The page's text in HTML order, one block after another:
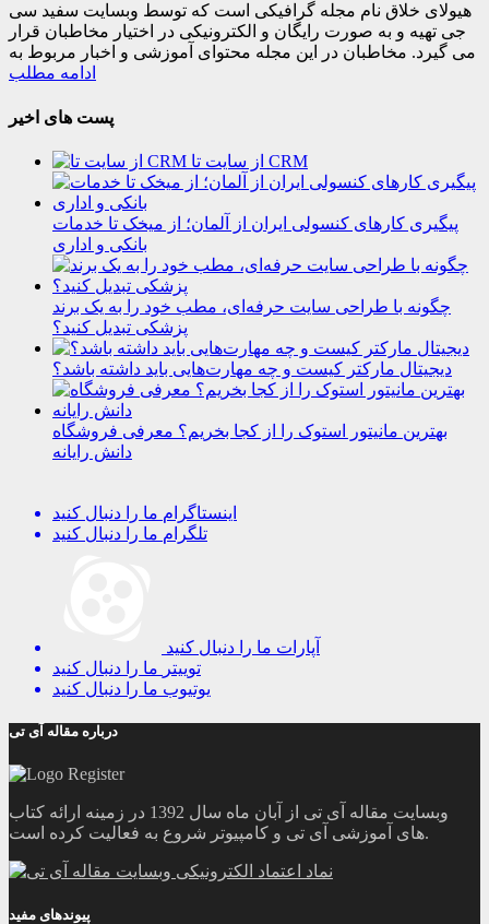
هیولای خلاق نام مجله گرافیکی است که توسط وبسایت سفید سی
جی تهیه و به صورت رایگان و الکترونیکی در اختیار مخاطبان قرار
می گیرد. مخاطبان در این مجله محتوای آموزشی و اخبار مربوط به
ادامه مطلب
پست های اخیر
از سایت تا CRM
پیگیری کارهای کنسولی ایران از آلمان؛ از میخک تا خدمات
بانکی و اداری
چگونه با طراحی سایت حرفه‌ای، مطب خود را به یک برند
پزشکی تبدیل کنید؟
دیجیتال مارکتر کیست و چه مهارت‌هایی باید داشته باشد؟
بهترین مانیتور استوک را از کجا بخریم؟ معرفی فروشگاه
دانش رایانه
اینستاگرام ما را دنبال کنید
تلگرام ما را دنبال کنید
آپارات ما را دنبال کنید
توییتر ما را دنبال کنید
یوتیوب ما را دنبال کنید
درباره مقاله آی تی
وبسایت مقاله آی تی از آبان ماه سال 1392 در زمینه ارائه کتاب
های آموزشی آی تی و کامپیوتر شروع به فعالیت کرده است.
پیوندهای مفید